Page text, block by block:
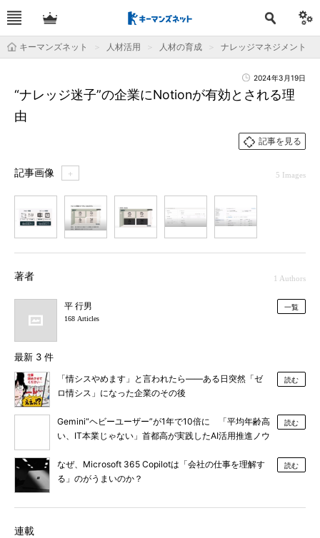
キーマンズネット 人材活用 人材の育成 ナレッジマネジメント
2024年3月19日
“ナレッジ迷子”の企業にNotionが有効とされる理
由
記事を見る
記事画像 ＋ 5 Images
著者 1 Authors
平 行男
168 Articles
一覧
最新 3 件
「情シスやめます」と言われたら――ある日突然「ゼ
ロ情シス」になった企業のその後
読む
Gemini“ヘビーユーザー”が1年で10倍に 「平均年齢高
い、IT本業じゃない」首都高が実践したAI活用推進ノウ
読む
なぜ、Microsoft 365 Copilotは「会社の仕事を理解す
る」のがうまいのか？
読む
連載